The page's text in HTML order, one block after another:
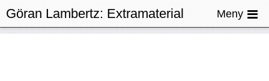
Göran Lambertz: Extramaterial
Meny